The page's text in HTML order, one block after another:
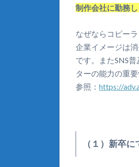
制作会社に勤務
なぜならコピー
企業イメージは
です。またSNS
ターの能力の重
参照： https://
（１）新卒